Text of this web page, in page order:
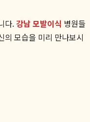
다.강남 모발이식 병원들
의 모습을 미리 만나보시